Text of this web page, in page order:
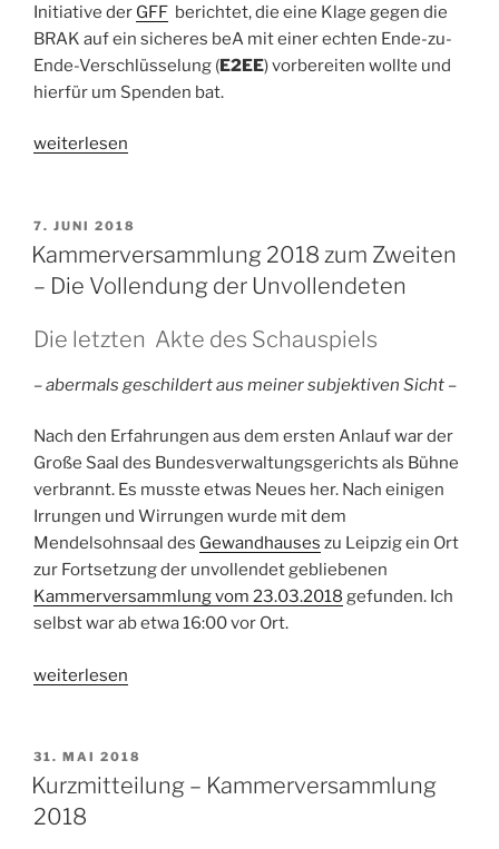
Initiative der GFF berichtet, die eine Klage gegen die
BRAK auf ein sicheres beA mit einer echten Ende-zu-
Ende-Verschlüsselung (E2EE) vorbereiten wollte und
hierfür um Spenden bat.
„Klage
E2EE
beA“
weiterlesen
VERÖFFENTLICHT
AM
7. JUNI 2018
Kammerversammlung 2018 zum Zweiten
– Die Vollendung der Unvollendeten
Die letzten Akte des Schauspiels
– abermals geschildert aus meiner subjektiven Sicht –
Nach den Erfahrungen aus dem ersten Anlauf war der
Große Saal des Bundesverwaltungsgerichts als Bühne
verbrannt. Es musste etwas Neues her. Nach einigen
Irrungen und Wirrungen wurde mit dem
Mendelsohnsaal des Gewandhauses zu Leipzig ein Ort
zur Fortsetzung der unvollendet gebliebenen
Kammerversammlung vom 23.03.2018 gefunden. Ich
selbst war ab etwa 16:00 vor Ort.
„Kammerversammlung
Zweiten
–
Die
weiterlesen
VERÖFFENTLICHT
AM
31. MAI 2018
Kurzmitteilung – Kammerversammlung
2018